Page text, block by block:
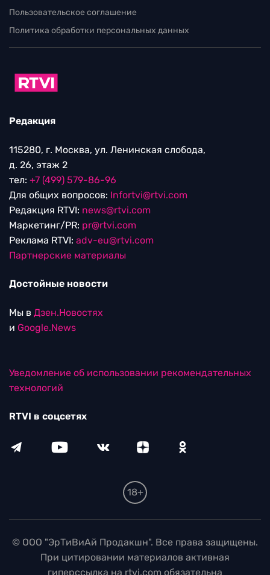
Пользовательское соглашение
Политика обработки персональных данных
Редакция
115280, г. Москва, ул. Ленинская слобода,
д. 26, этаж 2
тел: +7 (499) 579-86-96
Для общих вопросов: Infortvi@rtvi.com
Редакция RTVI: news@rtvi.com
Маркетинг/PR: pr@rtvi.com
Реклама RTVI: adv-eu@rtvi.com
Партнерские материалы
Достойные новости
Мы в Дзен.Новостях
и Google.News
Уведомление об использовании рекомендательных
технологий
RTVI в соцсетях
18+
© ООО "ЭрТиВиАй Продакшн". Все права защищены.
При цитировании материалов активная
гиперссылка на rtvi.com обязательна